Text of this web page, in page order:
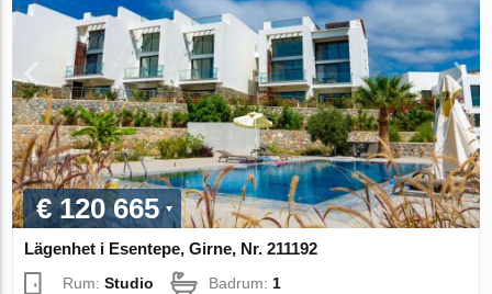
€ 120 665
Lägenhet i Esentepe, Girne, Nr. 211192
Rum:Studio Badrum: 1